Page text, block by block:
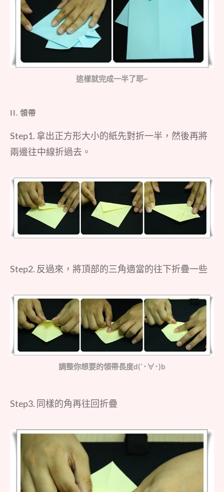
這樣就完成一半了耶~
II. 領帶
Step1. 拿出正方形大小的紙先對折一半，然後再將
兩邊往中線折過去。
Step2. 反過來，將頂部的三角適當的往下折疊一些
調整你想要的領帶長度d(`･∀･)b
Step3. 同樣的角再往回折疊